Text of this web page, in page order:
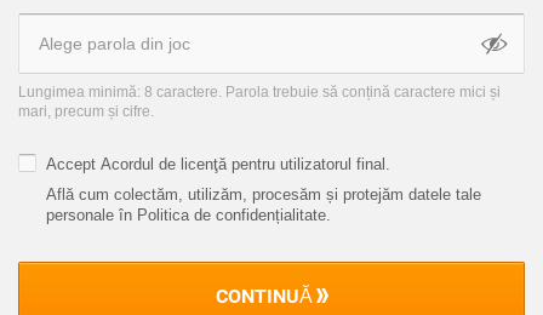
Lungimea minimă: 8 caractere. Parola trebuie să conțină caractere mici și
mari, precum și cifre.
Accept Acordul de licenţă pentru utilizatorul final .
Află cum colectăm, utilizăm, procesăm și protejăm datele tale
personale în Politica de confidențialitate.
CONTINUĂ